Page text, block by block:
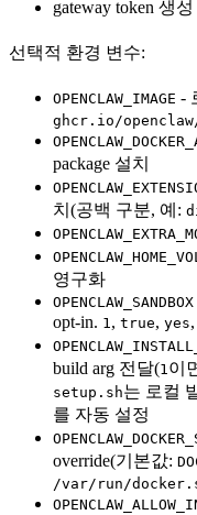
gateway token 생
선택적 환경 변수:
OPENCLAW_IMAGE -
ghcr.io/
package 설치
치(공백 구분, 예:
영구화
OPENCLAW_SANDBOX
opt-in. 1, true, yes,
build arg 전달(1이
setup.sh는 로컬
를 자동 설정
override(기본값:
/var/run/